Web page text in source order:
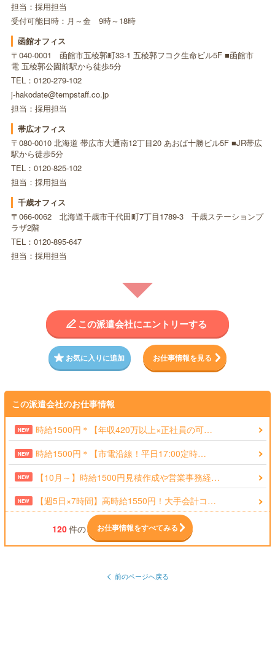
担当：採用担当
受付可能日時：月～金 9時～18時
函館オフィス
〒040-0001 函館市五稜郭町33-1 五稜郭フコク生命ビル5F ■函館市
電 五稜郭公園前駅から徒歩5分
TEL：0120-279-102
j-hakodate@tempstaff.co.jp
担当：採用担当
帯広オフィス
〒080-0010 北海道 帯広市大通南12丁目20 あおば十勝ビル5F ■JR帯広
駅から徒歩5分
TEL：0120-825-102
担当：採用担当
千歳オフィス
〒066-0062 北海道千歳市千代田町7丁目1789-3 千歳ステーションプ
ラザ2階
TEL：0120-895-647
担当：採用担当
この派遣会社にエントリーする
お気に入りに追加 お仕事情報を見る
この派遣会社のお仕事情報
NEW 時給1500円＊【年収420万以上×正社員の可…
NEW 時給1500円＊【市電沿線！平日17:00定時…
NEW 【10月～】時給1500円見積作成や営業事務経…
NEW 【週5日×7時間】高時給1550円！大手会計コ…
120件の お仕事情報をすべてみる
前のページへ戻る